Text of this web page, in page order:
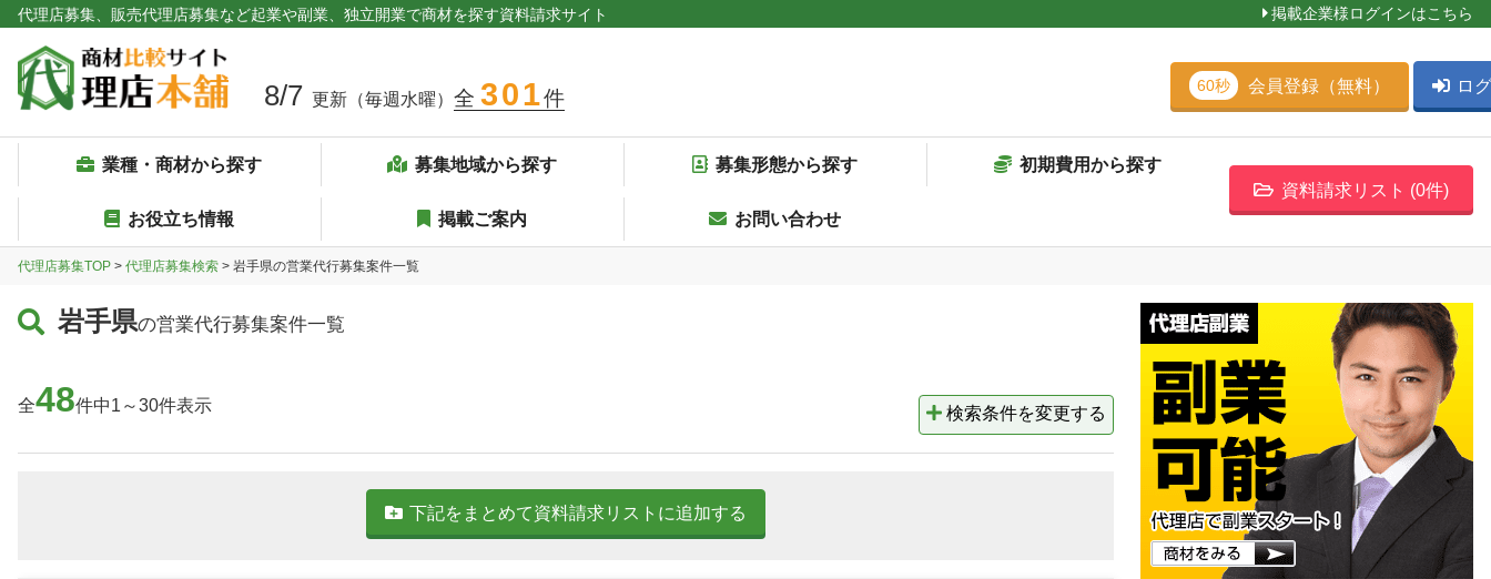
代理店募集、販売代理店募集など起業や副業、独立開業で商材を探す資料請求サイト 掲載企業様ログインはこちら
8/7 更新（毎週水曜） 全 301件
業種・商材から探す 募集地域から探す 募集形態から探す 初期費用から探す
お役立ち情報 掲載ご案内 お問い合わせ
資料請求リスト (0件)
60秒 会員登録（無料） ロ
代理店募集TOP > 代理店募集検索 > 岩手県の営業代行募集案件一覧
岩手県の営業代行募集案件一覧
全48件中1～30件表示 検索条件を変更する
下記をまとめて資料請求リストに追加する